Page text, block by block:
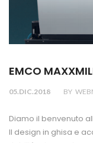
EMCO
05.DIC.2018 BY
Diamo il benvenuto
Il design in ghisa e